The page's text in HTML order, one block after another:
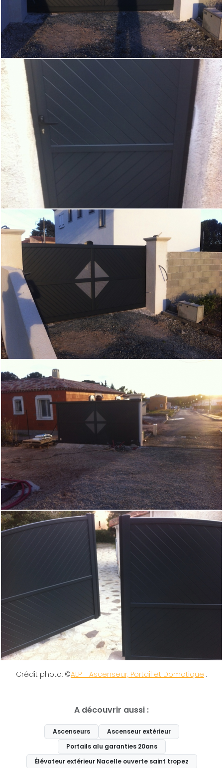
Crédit photo: ©ALP - Ascenseur, Portail et Domotique .
A découvrir aussi :
Ascenseurs
Ascenseur extérieur
Portails alu garanties 20ans
Élévateur extérieur Nacelle ouverte saint tropez